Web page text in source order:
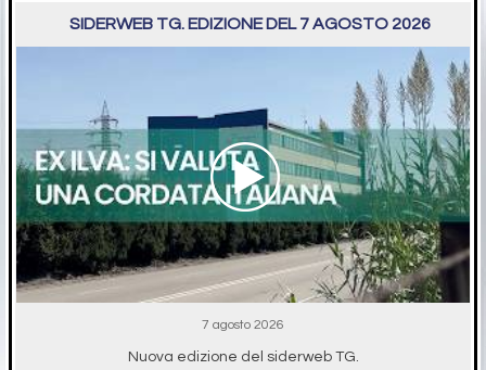
SIDERWEB TG. EDIZIONE DEL 7 AGOSTO 2026
7 agosto 2026
Nuova edizione del siderweb TG.